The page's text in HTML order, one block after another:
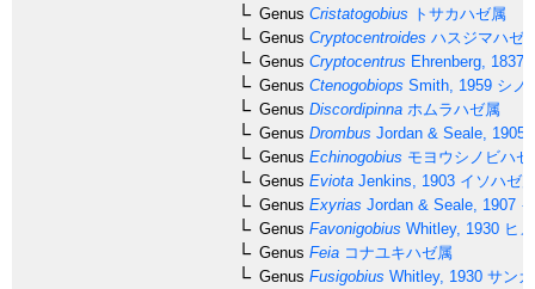
Genus Cristatogobius トサカハゼ属
Genus Cryptocentroides ハスジマハゼ
Genus Cryptocentrus Ehrenberg, 1837
Genus Ctenogobiops Smith, 1959 シノ
Genus Discordipinna ホムラハゼ属
Genus Drombus Jordan & Seale, 1905
Genus Echinogobius モヨウシノビハゼ
Genus Eviota Jenkins, 1903 イソハゼ
Genus Exyrias Jordan & Seale, 1907
Genus Favonigobius Whitley, 1930 ヒ
Genus Feia コナユキハゼ属
Genus Fusigobius Whitley, 1930 サン